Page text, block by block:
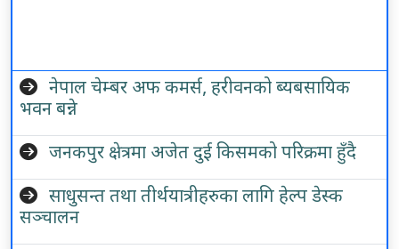
नेपाल चेम्बर अफ कमर्स, हरीवनको ब्यबसायिक
भवन बन्ने
जनकपुर क्षेत्रमा अजेत दुई किसमको परिक्रमा हुँदै
साधुसन्त तथा तीर्थयात्रीहरुका लागि हेल्प डेस्क
सञ्चालन